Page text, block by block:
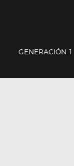
GENERACIÓN 1
GENERACIÓN